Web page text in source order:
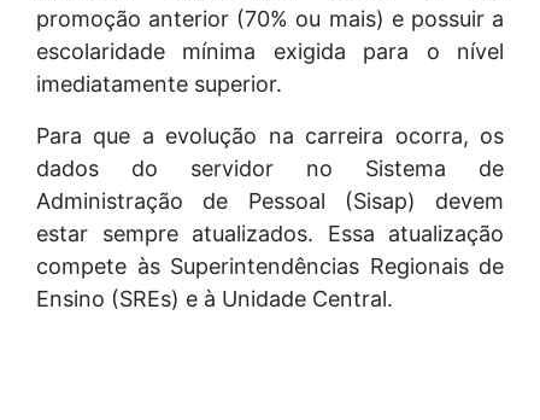
promoção anterior (70% ou mais) e possuir a
escolaridade mínima exigida para o nível
imediatamente superior.
Para que a evolução na carreira ocorra, os
dados do servidor no Sistema de
Administração de Pessoal (Sisap) devem
estar sempre atualizados. Essa atualização
compete às Superintendências Regionais de
Ensino (SREs) e à Unidade Central.